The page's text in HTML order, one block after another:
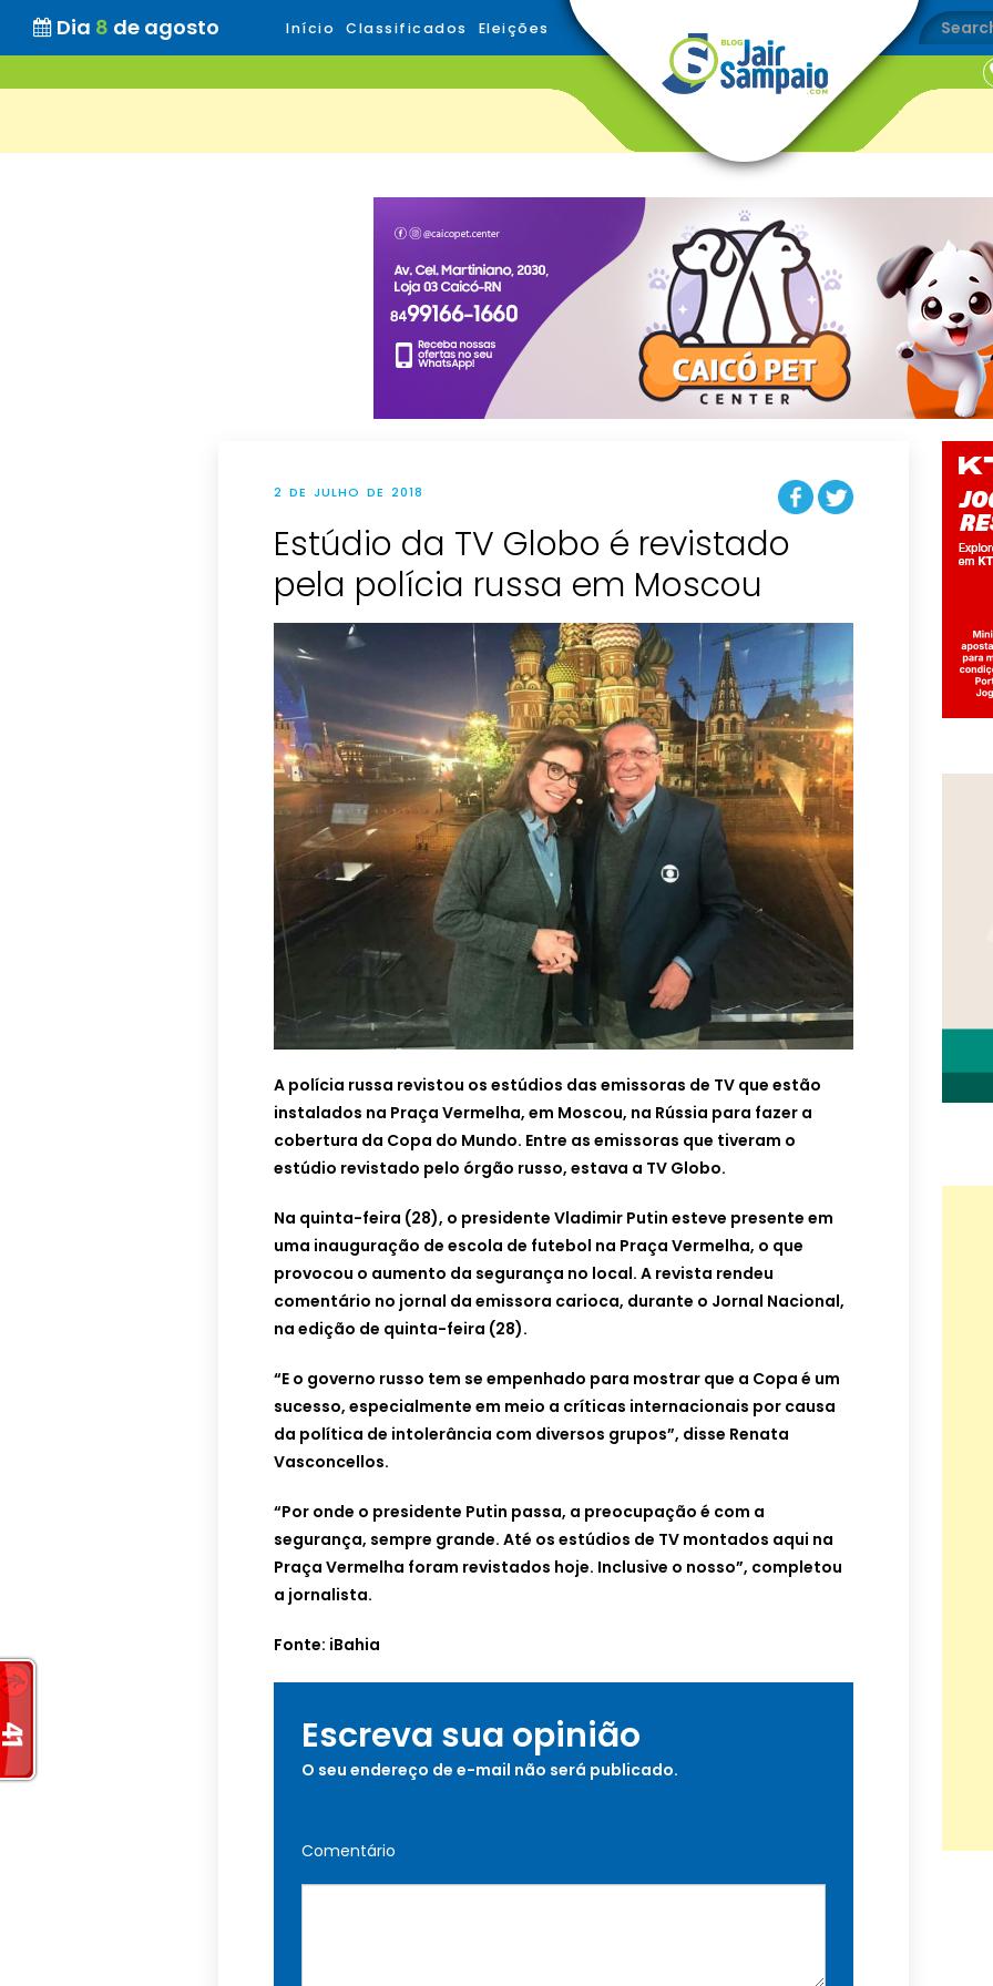
Dia 8 de agosto Início Classificados Eleições
2 DE JULHO DE 2018
Estúdio da TV Globo é revistado
pela polícia russa em Moscou
A polícia russa revistou os estúdios das emissoras de TV que estão
instalados na Praça Vermelha, em Moscou, na Rússia para fazer a
cobertura da Copa do Mundo. Entre as emissoras que tiveram o
estúdio revistado pelo órgão russo, estava a TV Globo.
Na quinta-feira (28), o presidente Vladimir Putin esteve presente em
uma inauguração de escola de futebol na Praça Vermelha, o que
provocou o aumento da segurança no local. A revista rendeu
comentário no jornal da emissora carioca, durante o Jornal Nacional,
na edição de quinta-feira (28).
“E o governo russo tem se empenhado para mostrar que a Copa é um
sucesso, especialmente em meio a críticas internacionais por causa
da política de intolerância com diversos grupos”, disse Renata
Vasconcellos.
“Por onde o presidente Putin passa, a preocupação é com a
segurança, sempre grande. Até os estúdios de TV montados aqui na
Praça Vermelha foram revistados hoje. Inclusive o nosso”, completou
a jornalista.
Fonte: iBahia
Escreva sua opinião
O seu endereço de e-mail não será publicado.
Comentário